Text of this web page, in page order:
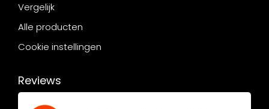
Vergelijk
Alle producten
Cookie instellingen
Reviews